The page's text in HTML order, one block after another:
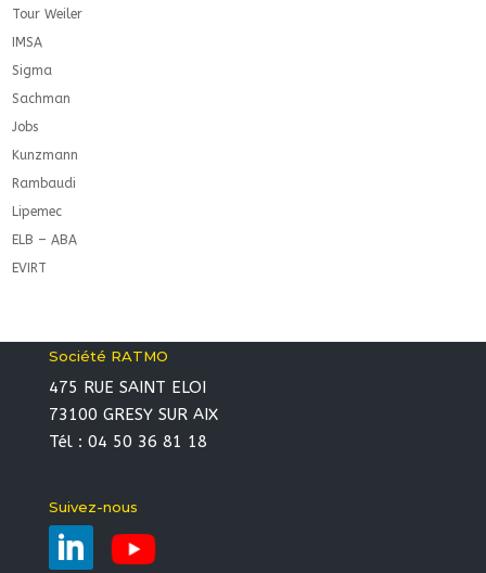
Tour Weiler
IMSA
Sigma
Sachman
Jobs
Kunzmann
Rambaudi
Lipemec
ELB – ABA
EVIRT
Société RATMO
475 RUE SAINT ELOI
73100 GRESY SUR AIX
Tél : 04 50 36 81 18
Suivez-nous